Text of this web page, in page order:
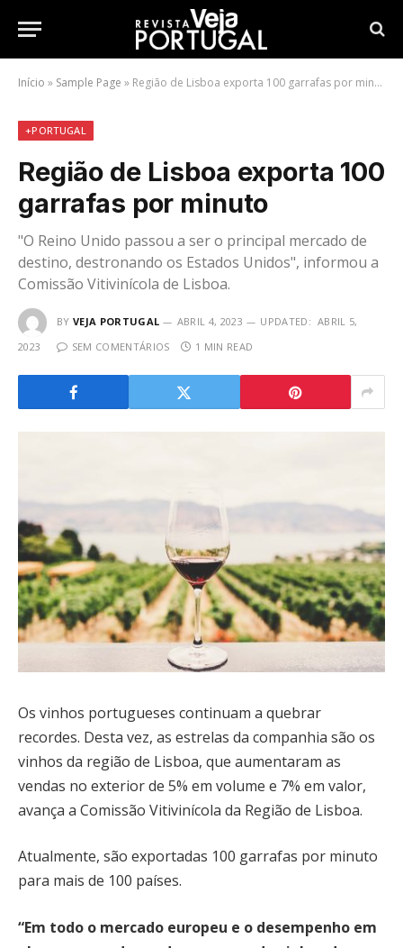
Início » Sample Page » Região de Lisboa exporta 100 garrafas por minuto
+PORTUGAL
Região de Lisboa exporta 100
garrafas por minuto
"O Reino Unido passou a ser o principal mercado de
destino, destronando os Estados Unidos", informou a
Comissão Vitivinícola de Lisboa.
BY VEJA PORTUGAL ABRIL 4, 2023 UPDATED: ABRIL 5,
2023
SEM COMENTÁRIOS 1 MIN READ
Os vinhos portugueses continuam a quebrar
recordes. Desta vez, as estrelas da companhia são os
vinhos da região de Lisboa, que aumentaram as
vendas no exterior de 5% em volume e 7% em valor,
avança a Comissão Vitivinícola da Região de Lisboa.
Atualmente, são exportadas 100 garrafas por minuto
para mais de 100 países.
“Em todo o mercado europeu e o desempenho em